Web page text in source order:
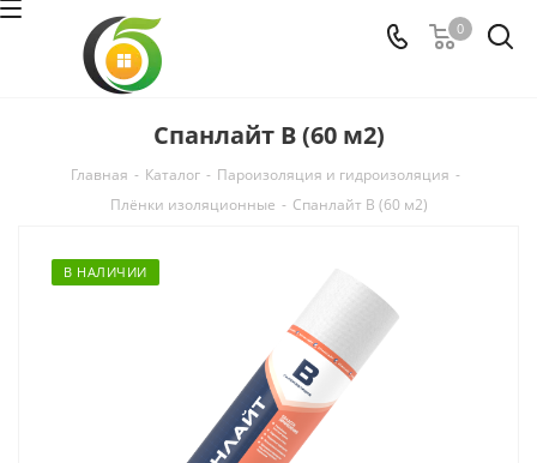
0
Спанлайт B (60 м2)
Главная - Каталог - Пароизоляция и гидроизоляция -
Плёнки изоляционные - Спанлайт B (60 м2)
В НАЛИЧИИ